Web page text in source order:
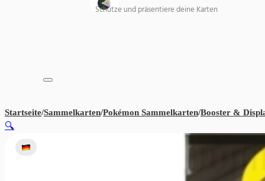
Schütze und präsentiere deine Karten
Startseite/Sammelkarten/Pokémon Sammelkarten/Booster &
🔍